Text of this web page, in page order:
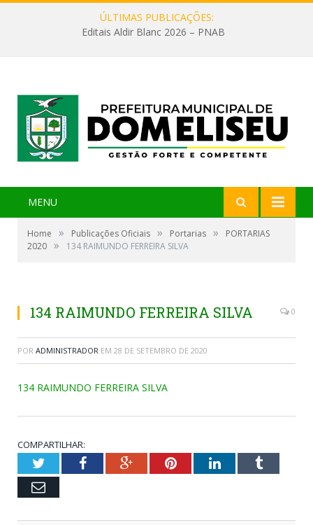
ÚLTIMAS PUBLICAÇÕES:
Editais Aldir Blanc 2026 – PNAB
MENU
Home » Publicações Oficiais » Portarias »
PORTARIAS
2020 » 134 RAIMUNDO FERREIRA SILVA
134 RAIMUNDO FERREIRA SILVA 0
POR ADMINISTRADOR EM 28 DE SETEMBRO DE 2020
134 RAIMUNDO FERREIRA SILVA
COMPARTILHAR:
TwitterFacebookGoogle+PinterestLinkedInTumblr
Email